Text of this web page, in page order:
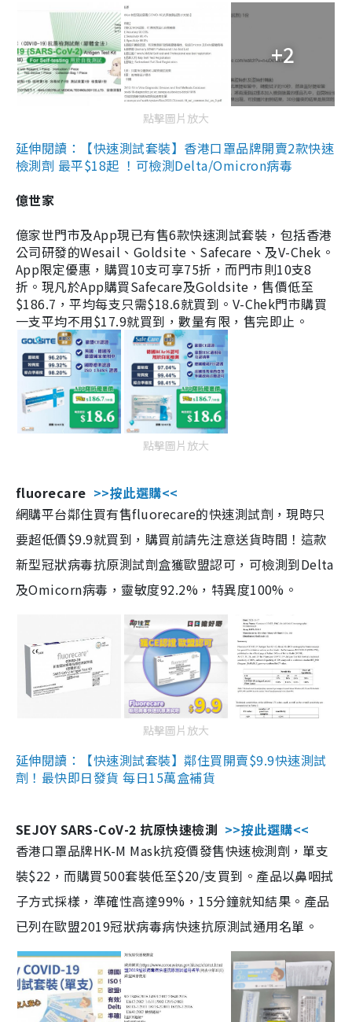
+2
點擊圖片放大
延伸閱讀：【快速測試套裝】香港口罩品牌開賣2款快速
檢測劑 最平$18起 ！可檢測Delta/Omicron病毒
億世家
億家世門市及App現已有售6款快速測試套裝，包括香港
公司研發的Wesail、Goldsite、Safecare、及V-Chek。
App限定優惠，購買10支可享75折，而門市則10支8
折。現凡於App購買Safecare及Goldsite，售價低至
$186.7，平均每支只需$18.6就買到。V-Chek門市購買
一支平均不用$17.9就買到，數量有限，售完即止。
點擊圖片放大
fluorecare >>按此選購<<
網購平台鄰住買有售fluorecare的快速測試劑，現時只
要超低價$9.9就買到，購買前請先注意送貨時間！這款
新型冠狀病毒抗原測試劑盒獲歐盟認可，可檢測到Delta
及Omicorn病毒，靈敏度92.2%，特異度100%。
點擊圖片放大
延伸閱讀：【快速測試套裝】鄰住買開賣$9.9快速測試
劑！最快即日發貨 每日15萬盒補貨
SEJOY SARS-CoV-2 抗原快速檢測 >>按此選購<<
香港口罩品牌HK-M Mask抗疫價發售快速檢測劑，單支
裝$22，而購買500套裝低至$20/支買到。產品以鼻咽拭
子方式採樣，準確性高達99%，15分鐘就知結果。產品
已列在歐盟2019冠狀病毒病快速抗原測試通用名單。